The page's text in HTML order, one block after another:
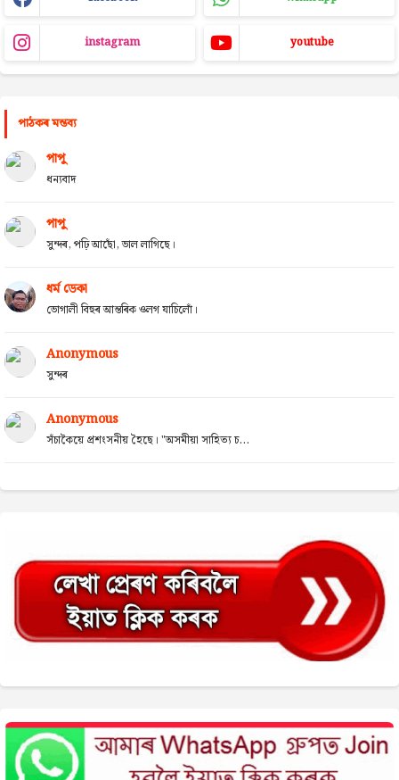
instagram youtube
পাঠকৰ মন্তব্য
পাপু
ধন্যবাদ
পাপু
সুন্দৰ, পঢ়ি আছোঁ, ভাল লাগিছে।
ধৰ্ম ডেকা
ভোগালী বিহুৰ আন্তৰিক ওলগ যাচিলোঁ।
Anonymous
সুন্দৰ
Anonymous
সঁচাকৈয়ে প্ৰশংসনীয় হৈছে। "অসমীয়া সাহিত্য চ...